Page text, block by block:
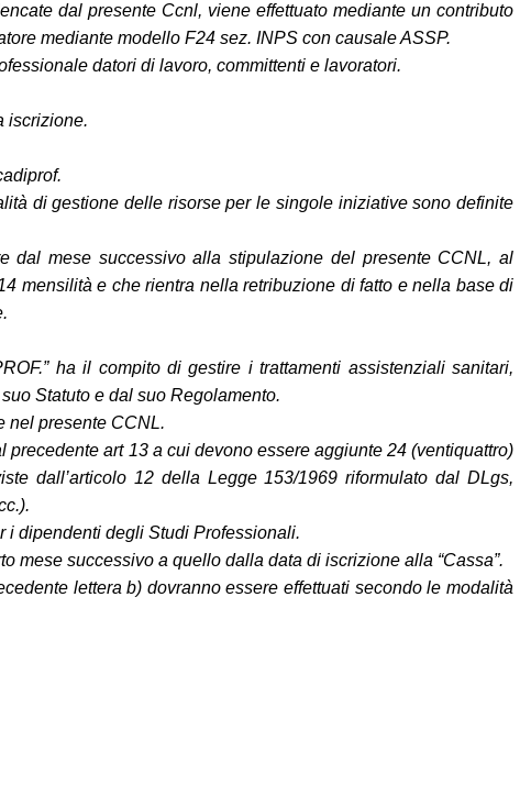
dal presente Ccnl, viene effettuato mediante un contributo
mediante modello F24 sez. INPS con causale ASSP.
datori di lavoro, committenti e lavoratori.
iscrizione.
di gestione delle risorse per le singole iniziative sono definite
dal mese successivo alla stipulazione del presente CCNL, al
mensilità e che rientra nella retribuzione di fatto e nella base di
ha il compito di gestire i trattamenti assistenziali sanitari,
Statuto e dal suo Regolamento.
nel presente CCNL.
art 13 a cui devono essere aggiunte 24 (ventiquattro)
dall’articolo 12 della Legge 153/1969 riformulato dal DLgs,
i dipendenti degli Studi Professionali.
mese successivo a quello dalla data di iscrizione alla “Cassa”.
lettera b) dovranno essere effettuati secondo le modalità